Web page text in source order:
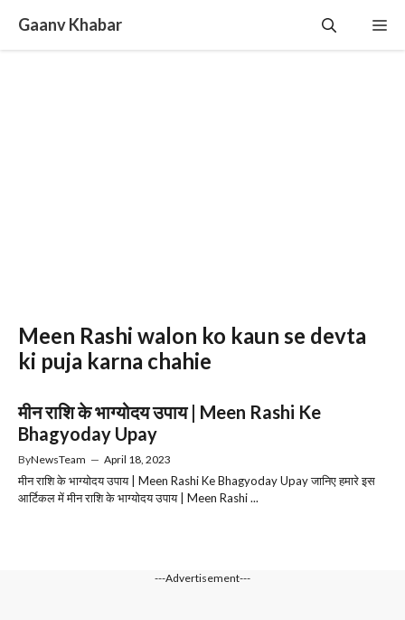
content
Gaanv Khabar
Meen Rashi walon ko kaun se devta
ki puja karna chahie
मीन राशि के भाग्योदय उपाय | Meen Rashi Ke
Bhagyoday Upay
ByNewsTeam — April 18, 2023
मीन राशि के भाग्योदय उपाय | Meen Rashi Ke Bhagyoday Upay जानिए हमारे इस
आर्टिकल में मीन राशि के भाग्योदय उपाय | Meen Rashi ...
---Advertisement---